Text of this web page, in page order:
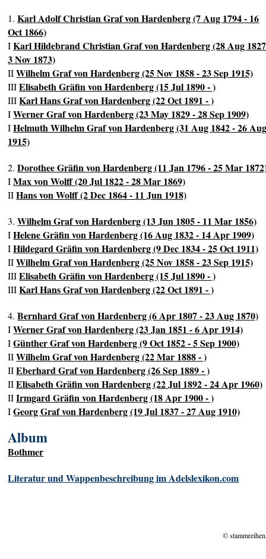
1.Karl Adolf Christian Graf von Hardenberg (7 Aug 1794 - 16
Oct 1866)
IKarl Hildebrand Christian Graf von Hardenberg (28 Aug
3 Nov 1873)
IIWilhelm Graf von Hardenberg (25 Nov 1858 - 23 Sep 1915)
IIIElisabeth Gräfin von Hardenberg (15 Jul 1890 - )
IIIKarl Hans Graf von Hardenberg (22 Oct 1891 - )
IWerner Graf von Hardenberg (23 May 1829 - 28 Sep 1909)
IHelmuth Wilhelm Graf von Hardenberg (31 Aug 1842 - 26
1915)
2.Dorothee Gräfin von Hardenberg (11 Jan 1796 - 25 Mar
IMax von Wolff (20 Jul 1822 - 28 Mar 1869)
IIHans von Wolff (2 Dec 1864 - 11 Jun 1918)
3.Wilhelm Graf von Hardenberg (13 Jun 1805 - 11 Mar 1856)
IHelene Gräfin von Hardenberg (16 Aug 1832 - 14 Apr 1909)
IHildegard Gräfin von Hardenberg (9 Dec 1834 - 25 Oct 1911)
IIWilhelm Graf von Hardenberg (25 Nov 1858 - 23 Sep 1915)
IIIElisabeth Gräfin von Hardenberg (15 Jul 1890 - )
IIIKarl Hans Graf von Hardenberg (22 Oct 1891 - )
4.Bernhard Graf von Hardenberg (6 Apr 1807 - 23 Aug 1870)
IWerner Graf von Hardenberg (23 Jan 1851 - 6 Apr 1914)
IGünther Graf von Hardenberg (9 Oct 1852 - 5 Sep 1900)
IIWilhelm Graf von Hardenberg (22 Mar 1888 - )
IIEberhard Graf von Hardenberg (26 Sep 1889 - )
IIElisabeth Gräfin von Hardenberg (22 Jul 1892 - 24 Apr 1960)
IIIrmgard Gräfin von Hardenberg (18 Apr 1900 - )
IGeorg Graf von Hardenberg (19 Jul 1837 - 27 Aug 1910)
Album
Bothmer
Literatur und Wappenbeschreibung im Adelslexikon.com
©